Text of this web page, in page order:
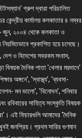
গ্রুপ দ্বারা পরিচালিত
কেন্দ্রীয় কার্যালয় কলকাতার ৪ নম্বর
জুন, ২০০৪ থেকে কলকাতা ও
প্রকাশিত হয়ে চলেছে।
ও বিদেশের সবরকম সংবাদ,
দৈনিক পাতা 'খেলার ময়দানে'
অঙ্গনে', 'স্বাস্থ্য', 'ব্যবসা-
মন ভালো', 'বিনোদন', শনিবার
রবিবারের সাহিত্য সংস্কৃতি বিষয়ক
এই ফিচারগুলি আমাদের 'দৈনিক
জনপ্রিয়। প্রথম সারির গুণমান